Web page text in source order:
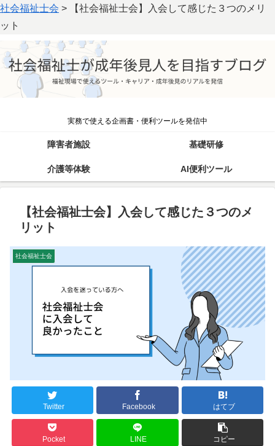
社会福祉士会 >
【社会福祉士会】入会して感じた３つのメリ
ット
実務で使える企画書・便利ツールを発信中
障害者施設 基礎研修
介護等体験 AI便利ツール
【社会福祉士会】入会して感じた３つのメ
リット
社会福祉士会
Twitter Facebook はてブ
Pocket LINE コピー